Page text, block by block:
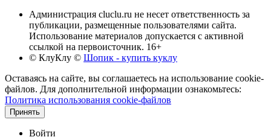
Администрация cluclu.ru не несет ответственность за
публикации, размещенные пользователями сайта.
Использование материалов допускается с активной
ссылкой на первоисточник. 16+
© КлуКлу © Шопик - купить куклу
Оставаясь на сайте, вы соглашаетесь на использование cookie-
файлов. Для дополнительной информации ознакомьтесь:
Политика использования cookie-файлов
Принять
Войти